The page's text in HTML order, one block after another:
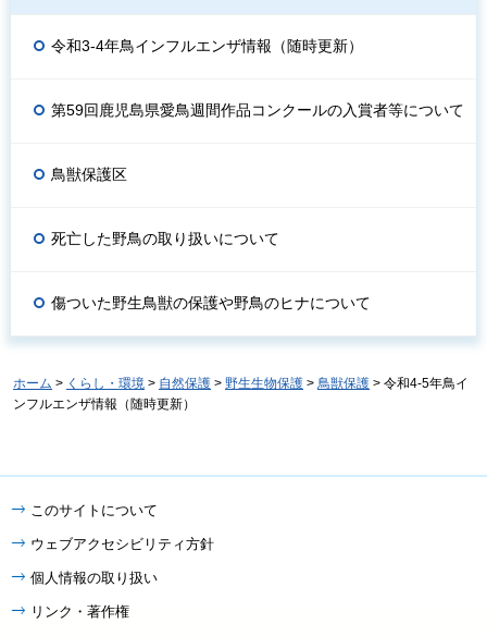
令和3-4年鳥インフルエンザ情報（随時更新）
第59回鹿児島県愛鳥週間作品コンクールの入賞者等について
鳥獣保護区
死亡した野鳥の取り扱いについて
傷ついた野生鳥獣の保護や野鳥のヒナについて
ホーム > くらし・環境 > 自然保護 > 野生生物保護 > 鳥獣保護 > 令和4-5年鳥イ
ンフルエンザ情報（随時更新）
このサイトについて
ウェブアクセシビリティ方針
個人情報の取り扱い
リンク・著作権